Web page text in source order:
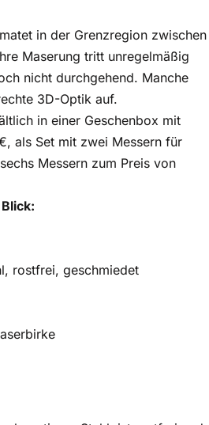
in der Grenzregion zwischen
Maserung tritt unregelmäßig
nicht durchgehend. Manche
3D-Optik auf.
in einer Geschenbox mit
als Set mit zwei Messern für
Messern zum Preis von
rostfrei, geschmiedet